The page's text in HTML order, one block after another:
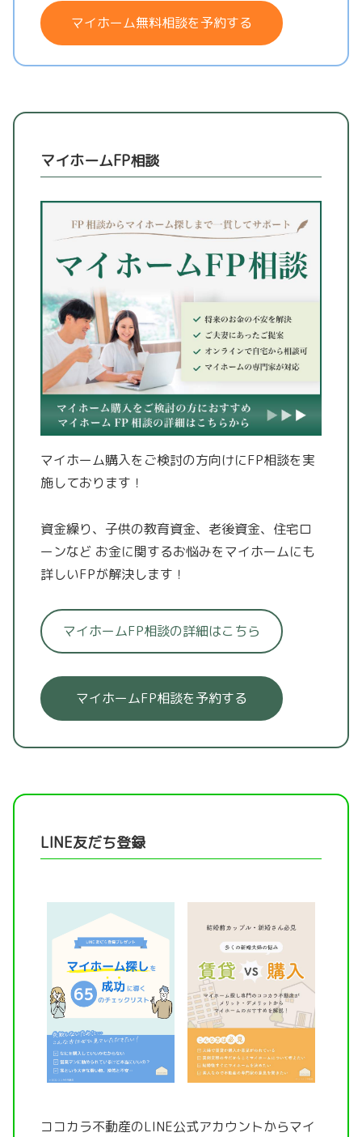
マイホーム無料相談を予約する
マイホームFP相談
マイホーム購入をご検討の方向けにFP相談を実
施しております！
資金繰り、子供の教育資金、老後資金、住宅ロ
ーンなど お金に関するお悩みをマイホームにも
詳しいFPが解決します！
マイホームFP相談の詳細はこちら
マイホームFP相談を予約する
LINE友だち登録
ココカラ不動産のLINE公式アカウントからマイ